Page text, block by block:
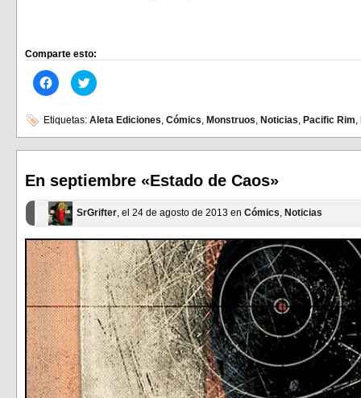
Comparte esto:
Haz
clic
en
Facebook
(Se
abre
ventana
nueva)
Haz
clic
en
(Se
abre
ventana
nueva)
Etiquetas: Aleta Ediciones, Cómics, Monstruos, Noticias, Pacific Rim,
En septiembre «Estado de Caos»
SrGrifter, el 24 de agosto de 2013 en Cómics, Noticias